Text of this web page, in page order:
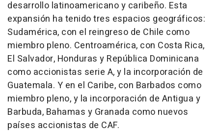
desarrollo latinoamericano y caribeño. Esta
expansión ha tenido tres espacios geográficos:
Sudamérica, con el reingreso de Chile como
miembro pleno. Centroamérica, con Costa Rica,
El Salvador, Honduras y República Dominicana
como accionistas serie A, y la incorporación de
Guatemala. Y en el Caribe, con Barbados como
miembro pleno, y la incorporación de Antigua y
Barbuda, Bahamas y Granada como nuevos
países accionistas de CAF.